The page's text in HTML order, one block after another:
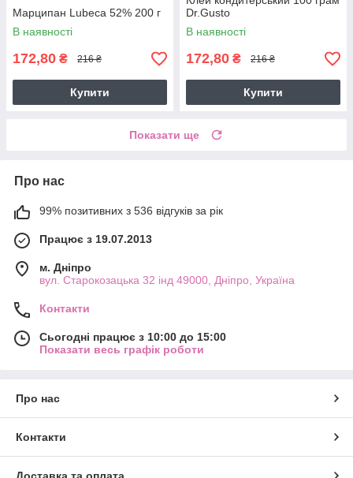
Марципан Lubeca 52% 200 г
В наявності
172,80 ₴ 216 ₴
Купити
Dr.Gusto
В наявності
172,80 ₴ 216 ₴
Купити
Показати ще
Про нас
99% позитивних з 536 відгуків за рік
Працює з 19.07.2013
м. Дніпро
вул. Старокозацька 32 інд 49000, Дніпро, Україна
Контакти
Сьогодні працює з 10:00 до 15:00
Показати весь графік роботи
Про нас
Контакти